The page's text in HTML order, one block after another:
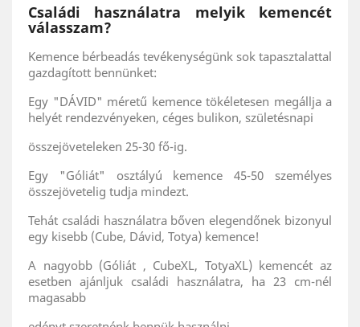
Családi használatra melyik kemencét
válasszam?
Kemence bérbeadás tevékenységünk sok tapasztalattal
gazdagított bennünket:
Egy "DÁVID" méretű kemence tökéletesen megállja a
helyét rendezvényeken, céges bulikon, születésnapi
összejöveteleken 25-30 fő-ig.
Egy "Góliát" osztályú kemence 45-50 személyes
összejövetelig tudja mindezt.
Tehát családi használatra bőven elegendőnek bizonyul
egy kisebb (Cube, Dávid, Totya) kemence!
A nagyobb (Góliát , CubeXL, TotyaXL) kemencét az
esetben ajánljuk családi használatra, ha 23 cm-nél
magasabb